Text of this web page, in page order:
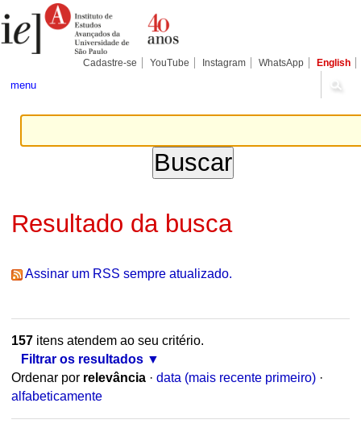
para
conteúdo.
Pessoais
Cadastre-se YouTube Instagram WhatsApp English
menu
Resultado da busca
Assinar um RSS sempre atualizado.
157itens atendem ao seu critério.
Filtrar os resultados
Ordenar por relevância · data (mais recente primeiro) ·
alfabeticamente